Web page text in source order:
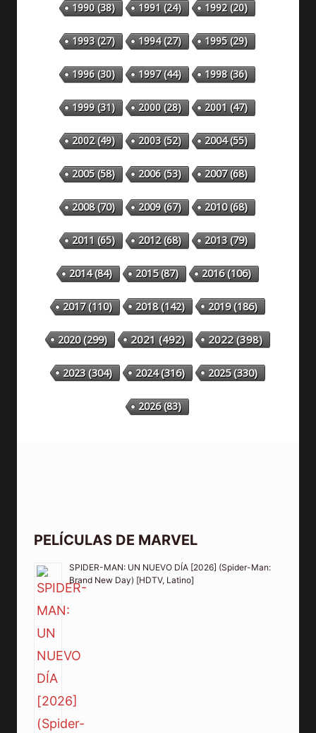
1990(38) 1991 (24) 1992(20)
1993(27) 1994(27) 1995(29)
1996(30) 1997(44) 1998(36)
1999(31) 2000(28) 2001 (47)
2002(49) 2003(52) 2004(55)
2005(58) 2006(53) 2007(68)
2008(70) 2009(67) 2010(68)
2011 (65) 2012(68) 2013(79)
2014(84) 2015(87) 2016(106)
2017(110) 2018(142) 2019(186)
2020(299) 2021(492) 2022(398)
2023(304) 2024(316) 2025(330)
2026(83)
PELÍCULAS DE MARVEL
SPIDER-MAN: UN NUEVO DÍA [2026] (Spider-Man:
Brand New Day) [HDTV, Latino]